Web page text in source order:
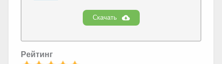
Скачать
Рейтинг